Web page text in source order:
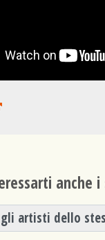
anche
artisti dello